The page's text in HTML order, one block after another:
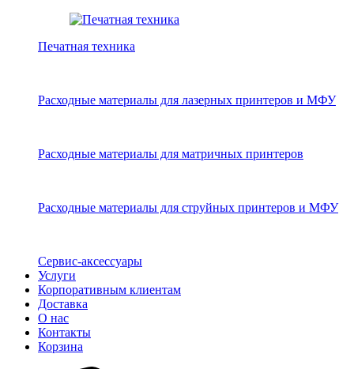
Печатная техника
Расходные материалы для лазерных принтеров и МФУ
Расходные материалы для матричных принтеров
Расходные материалы для струйных принтеров и МФУ
Сервис-аксессуары
Услуги
Корпоративным клиентам
Доставка
О нас
Контакты
Корзина